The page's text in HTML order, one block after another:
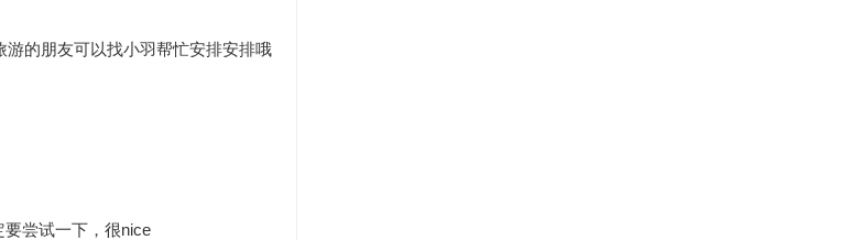
的朋友可以找小羽帮忙安排安排哦
尝试一下，很nice